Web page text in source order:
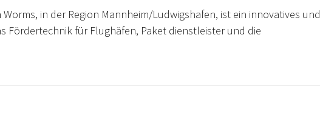
Worms, in der Region Mannheim/Ludwigshafen, ist ein innovatives und
Fördertechnik für Flughäfen, Paket dienstleister und die